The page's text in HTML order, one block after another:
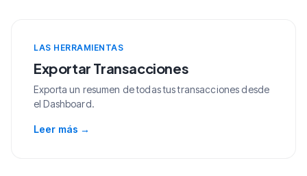
LAS HERRAMIENTAS
Exportar Transacciones
Exporta un resumen de todas tus transacciones desde
el Dashboard.
Leer más →